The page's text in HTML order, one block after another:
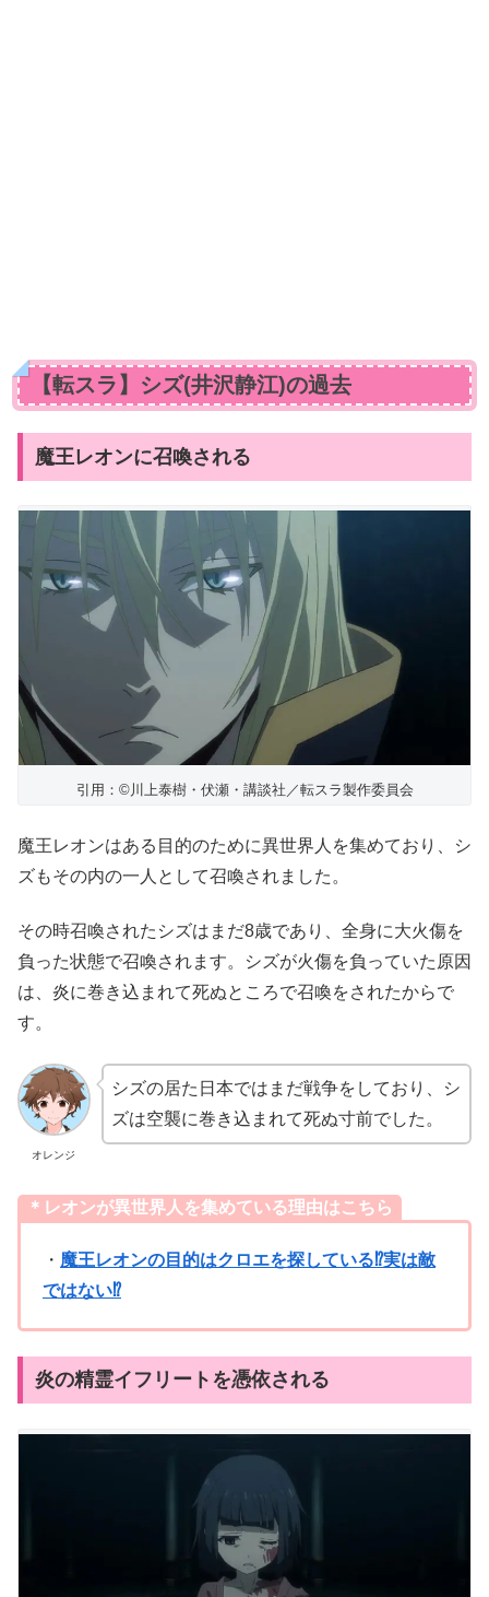
【転スラ】シズ(井沢静江)の過去
魔王レオンに召喚される
引用：©川上泰樹・伏瀬・講談社／転スラ製作委員会
魔王レオンはある目的のために異世界人を集めており、シ
ズもその内の一人として召喚されました。
その時召喚されたシズはまだ8歳であり、全身に大火傷を
負った状態で召喚されます。シズが火傷を負っていた原因
は、炎に巻き込まれて死ぬところで召喚をされたからで
す。
オレンジ
シズの居た日本ではまだ戦争をしており、シ
ズは空襲に巻き込まれて死ぬ寸前でした。
＊レオンが異世界人を集めている理由はこちら
・ 魔王レオンの目的はクロエを探している⁉実は敵
ではない⁉
炎の精霊イフリートを憑依される